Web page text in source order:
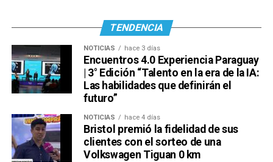
TENDENCIA
NOTICIAS hace 3 días
Encuentros 4.0 Experiencia Paraguay
| 3° Edición “Talento en la era de la IA:
Las habilidades que definirán el
futuro”
NOTICIAS hace 4 días
Bristol premió la fidelidad de sus
clientes con el sorteo de una
Volkswagen Tiguan 0 km